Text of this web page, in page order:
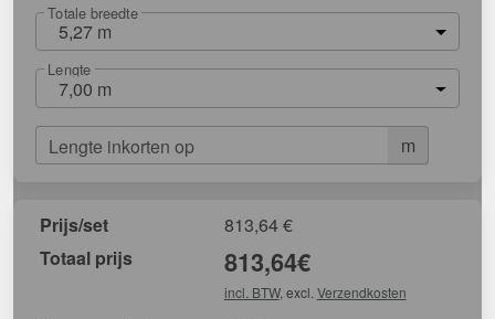
Totale breedte
5,27 m
Lengte
7,00 m
m
Lengte inkorten op
Prijs/set 813,64€
Totaal prijs
813,64€
incl. BTW, excl. Verzendkosten